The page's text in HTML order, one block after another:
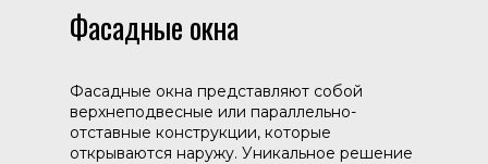
Фасадные окна представляют собой
верхнеподвесные или параллельно-
отставные конструкции, которые
открываются наружу. Уникальное решение
Фасадные окна